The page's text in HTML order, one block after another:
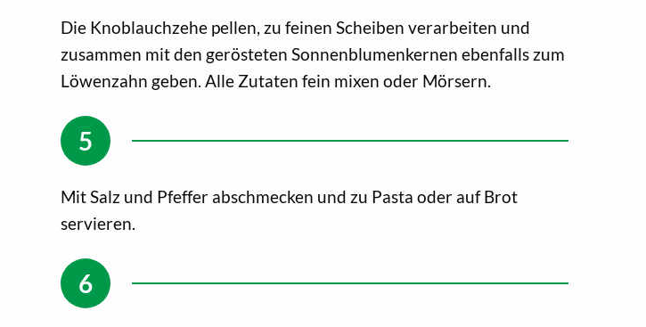
Die Knoblauchzehe pellen, zu feinen Scheiben verarbeiten und
zusammen mit den gerösteten Sonnenblumenkernen ebenfalls zum
Löwenzahn geben. Alle Zutaten fein mixen oder Mörsern.
Mit Salz und Pfeffer abschmecken und zu Pasta oder auf Brot
servieren.